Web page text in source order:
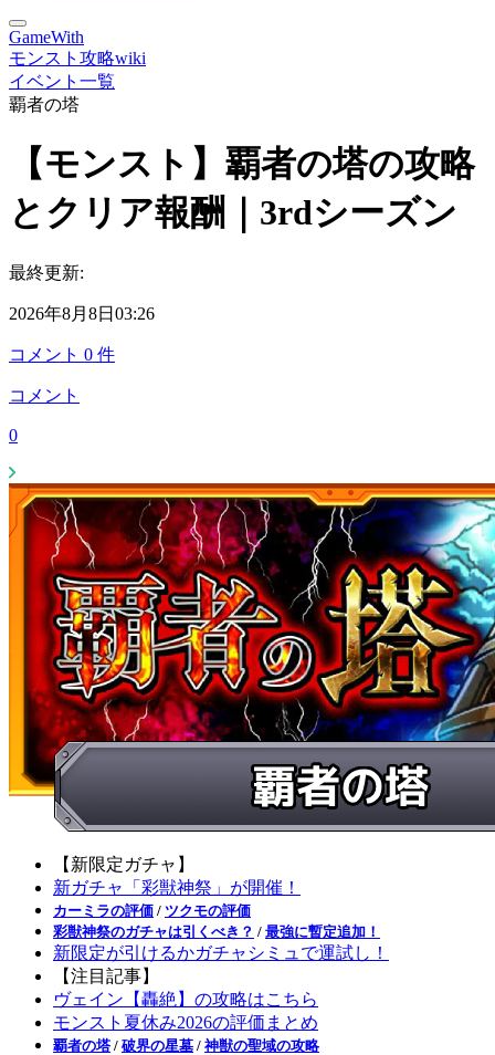
GameWith
モンスト攻略wiki
イベント一覧
覇者の塔
【モンスト】覇者の塔の攻略
とクリア報酬｜3rdシーズン
最終更新:
2026年8月8日03:26
コメント 0 件
コメント
0
【新限定ガチャ】
新ガチャ「彩獣神祭」が開催！
カーミラの評価 / ツクモの評価
彩獣神祭のガチャは引くべき？ / 最強に暫定追加！
新限定が引けるかガチャシミュで運試し！
【注目記事】
ヴェイン【轟絶】の攻略はこちら
モンスト夏休み2026の評価まとめ
覇者の塔 / 破界の星墓 / 神獣の聖域の攻略